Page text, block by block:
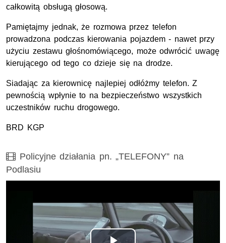
całkowitą obsługą głosową.
Pamiętajmy jednak, że rozmowa przez telefon
prowadzona podczas kierowania pojazdem - nawet przy
użyciu zestawu głośnomówiącego, może odwrócić uwagę
kierującego od tego co dzieje się na drodze.
Siadając za kierownicę najlepiej odłóżmy telefon. Z
pewnością wpłynie to na bezpieczeństwo wszystkich
uczestników ruchu drogowego.
BRD KGP
Film
Policyjne działania pn. „TELEFONY” na
Podlasiu